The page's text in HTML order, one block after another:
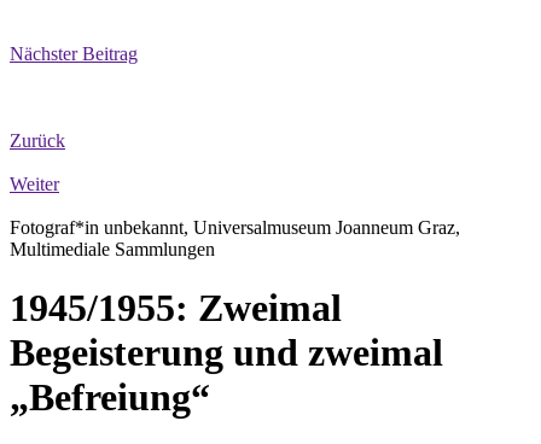
Nächster Beitrag
Zurück
Weiter
Fotograf*in unbekannt, Universalmuseum Joanneum Graz,
Multimediale Sammlungen
1945/1955: Zweimal
Begeisterung und zweimal
„Befreiung“